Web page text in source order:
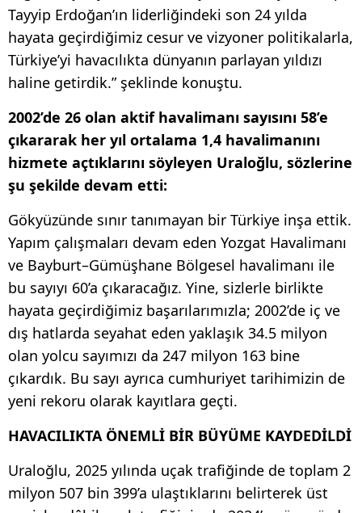
Tayyip Erdoğan’ın liderliğindeki son 24 yılda
hayata geçirdiğimiz cesur ve vizyoner politikalarla,
Türkiye’yi havacılıkta dünyanın parlayan yıldızı
haline getirdik.” şeklinde konuştu.
2002’de 26 olan aktif havalimanı sayısını 58’e
çıkararak her yıl ortalama 1,4 havalimanını
hizmete açtıklarını söyleyen Uraloğlu, sözlerine
şu şekilde devam etti:
Gökyüzünde sınır tanımayan bir Türkiye inşa ettik.
Yapım çalışmaları devam eden Yozgat Havalimanı
ve Bayburt–Gümüşhane Bölgesel havalimanı ile
bu sayıyı 60’a çıkaracağız. Yine, sizlerle birlikte
hayata geçirdiğimiz başarılarımızla; 2002’de iç ve
dış hatlarda seyahat eden yaklaşık 34.5 milyon
olan yolcu sayımızı da 247 milyon 163 bine
çıkardık. Bu sayı ayrıca cumhuriyet tarihimizin de
yeni rekoru olarak kayıtlara geçti.
HAVACILIKTA ÖNEMLİ BİR BÜYÜME KAYDEDİLDİ
Uraloğlu, 2025 yılında uçak trafiğinde de toplam 2
milyon 507 bin 399’a ulaştıklarını belirterek üst